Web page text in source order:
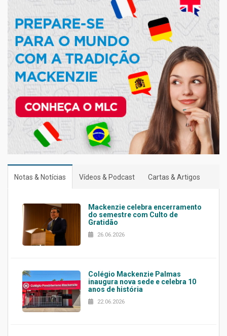
Notas & Notícias Vídeos & Podcast Cartas & Artigos
Mackenzie celebra encerramento
do semestre com Culto de
Gratidão
26.06.2026
Colégio Mackenzie Palmas
inaugura nova sede e celebra 10
anos de história
22.06.2026